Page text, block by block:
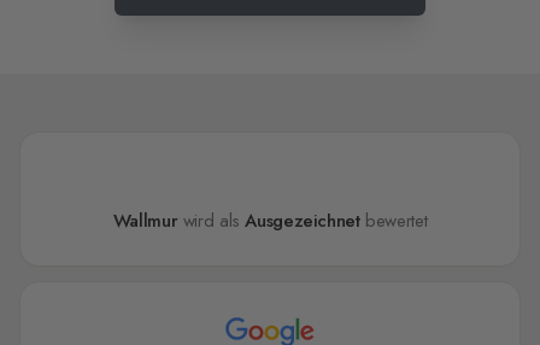
Wallmur wird alsAusgezeichnetbewertet